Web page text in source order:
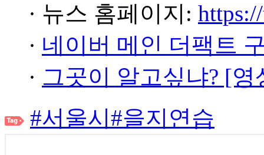
· 뉴스 홈페이지:
· 네이버 메인 더팩트
· 그곳이 알고싶냐? [
#서울시#을지연습